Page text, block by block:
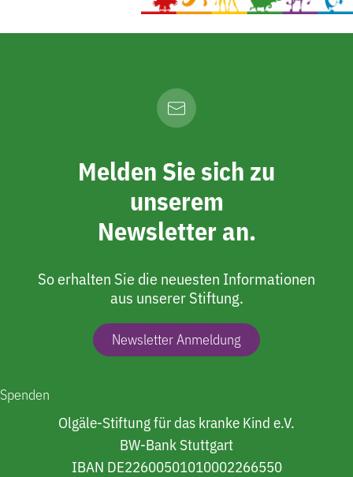
Melden Sie sich zu
unserem
Newsletter an.
So erhalten Sie die neuesten Informationen
aus unserer Stiftung.
Newsletter Anmeldung
Spenden
Olgäle-Stiftung für das kranke Kind e.V.
BW-Bank Stuttgart
IBAN DE22600501010002266550